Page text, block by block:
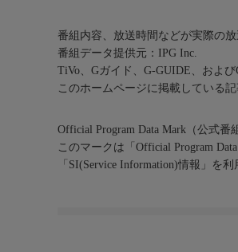
番組内容、放送時間などが実際の
番組データ提供元：IPG Inc.
TiVo、Gガイド、G-GUIDE、およ
このホームページに掲載している
Official Program Data Mark（公式番
このマークは「Official Program
「SI(Service Information)情報」を